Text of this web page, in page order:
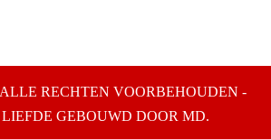
RECHTEN VOORBEHOUDEN -
GEBOUWD DOOR MD.